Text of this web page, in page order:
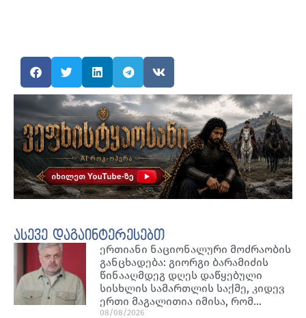
ასევე დაგაინტერესებთ
ერთიანი ნაციონალური მოძრაობის
განცხადება: გიორგი ბარამიძის
წინააღმდეგ დღეს დაწყებული
სისხლის სამართლის საქმე, კიდევ
ერთი მაგალითია იმისა, რომ…
08/08/2026